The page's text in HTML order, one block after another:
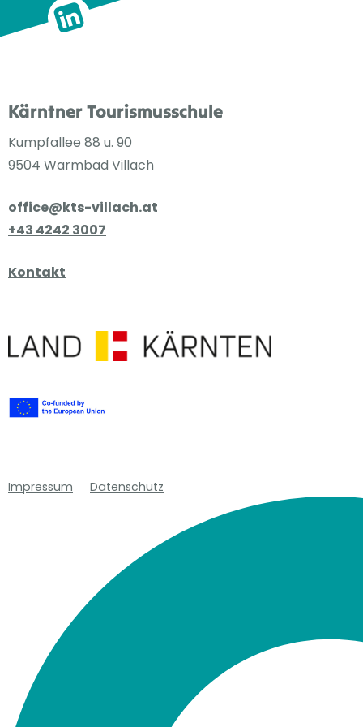
Kärntner Tourismusschule
Kumpfallee 88 u. 90
9504 Warmbad Villach
office@kts-villach.at
+43 4242 3007
Kontakt
Impressum Datenschutz